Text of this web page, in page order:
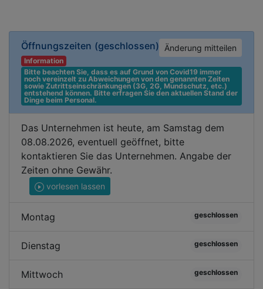
Öffnungszeiten (geschlossen) Änderung mitteilen
Information
Bitte beachten Sie, dass es auf Grund von Covid19 immer
noch vereinzelt zu Abweichungen von den genannten Zeiten
sowie Zutrittseinschränkungen (3G, 2G, Mundschutz, etc.)
entstehend können. Bitte erfragen Sie den aktuellen Stand der
Dinge beim Personal.
Das Unternehmen ist heute, am Samstag dem
08.08.2026, eventuell geöffnet, bitte
kontaktieren Sie das Unternehmen. Angabe der
Zeiten ohne Gewähr.
vorlesen lassen
Montag geschlossen
Dienstag geschlossen
Mittwoch geschlossen